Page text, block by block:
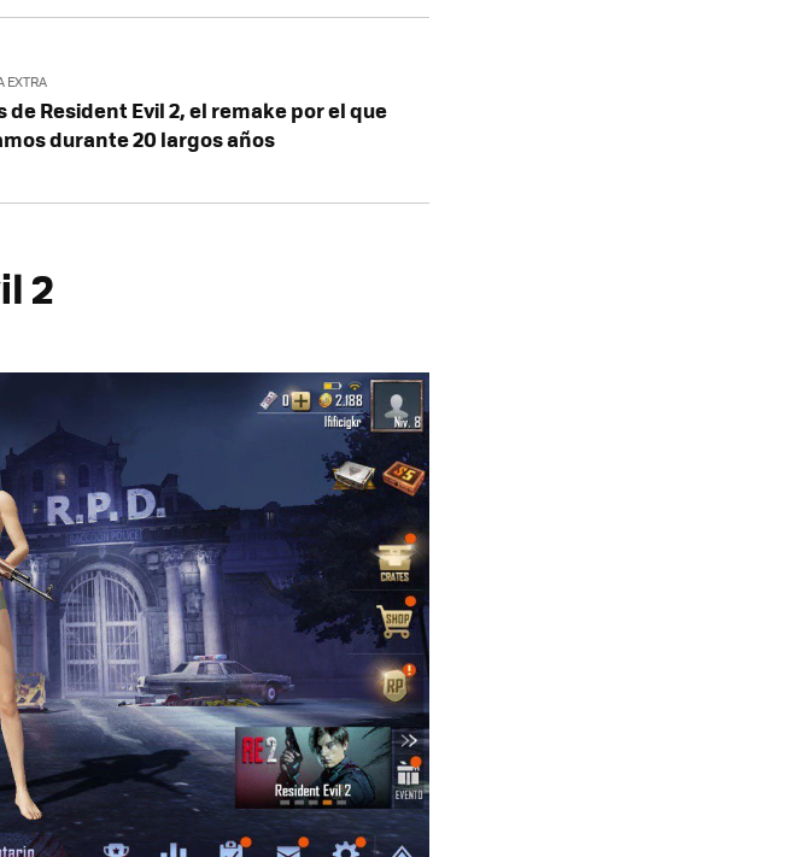
EXTRA
de Resident Evil 2, el remake por el que
durante 20 largos años
2